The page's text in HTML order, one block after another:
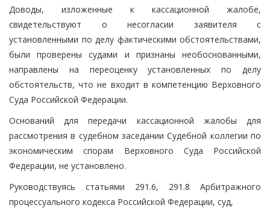
Доводы, изложенные к кассационной жалобе,
свидетельствуют о несогласии заявителя с
установленными по делу фактическими обстоятельствами,
были проверены судами и признаны необоснованными,
направлены на переоценку установленных по делу
обстоятельств, что не входит в компетенцию Верховного
Суда Российской Федерации.
Оснований для передачи кассационной жалобы для
рассмотрения в судебном заседании Судебной коллегии по
экономическим спорам Верховного Суда Российской
Федерации, не установлено.
Руководствуясь статьями 291.6, 291.8 Арбитражного
процессуального кодекса Российской Федерации, суд,